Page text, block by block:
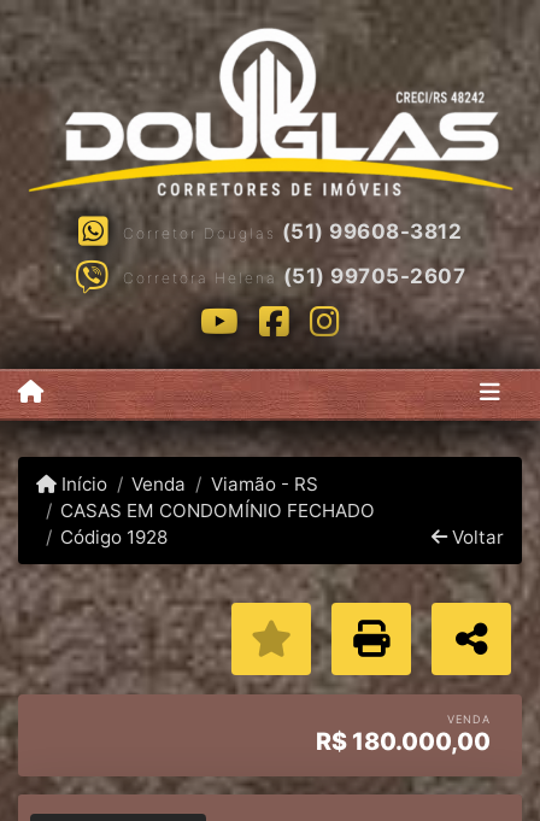
Corretor Douglas (51) 99608-3812
Corretora Helena (51) 99705-2607
Início Venda
Viamão - RS
CASAS EM CONDOMÍNIO FECHADO
Código 1928
Voltar
VENDA
R$ 180.000,00